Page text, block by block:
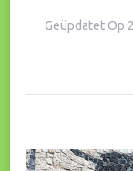
Geüpdatet Op